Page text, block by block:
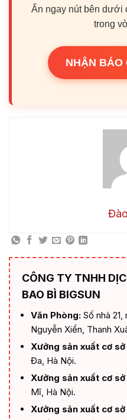
Ấn ngay nút bên dưới
trong
NHẬN BÁO
CÔNG TY TNHH
BAO BÌ BIGSUN
Văn Phòng:Số nhà 21,
Nguyễn Xiển, Thanh
Xưởng sản xuất cơ sở
Đa, Hà Nội.
Xưởng sản xuất cơ sở
Mĩ, Hà Nội.
Xưởng sản xuất cơ sở